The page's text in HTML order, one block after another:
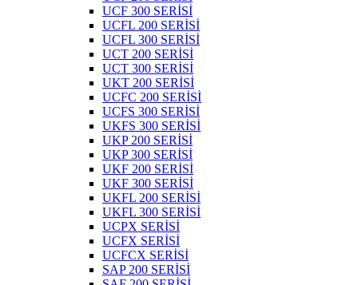
UCF 300 SERİSİ
UCFL 200 SERİSİ
UCFL 300 SERİSİ
UCT 200 SERİSİ
UCT 300 SERİSİ
UKT 200 SERİSİ
UCFC 200 SERİSİ
UCFS 300 SERİSİ
UKFS 300 SERİSİ
UKP 200 SERİSİ
UKP 300 SERİSİ
UKF 200 SERİSİ
UKF 300 SERİSİ
UKFL 200 SERİSİ
UKFL 300 SERİSİ
UCPX SERİSİ
UCFX SERİSİ
UCFCX SERİSİ
SAP 200 SERİSİ